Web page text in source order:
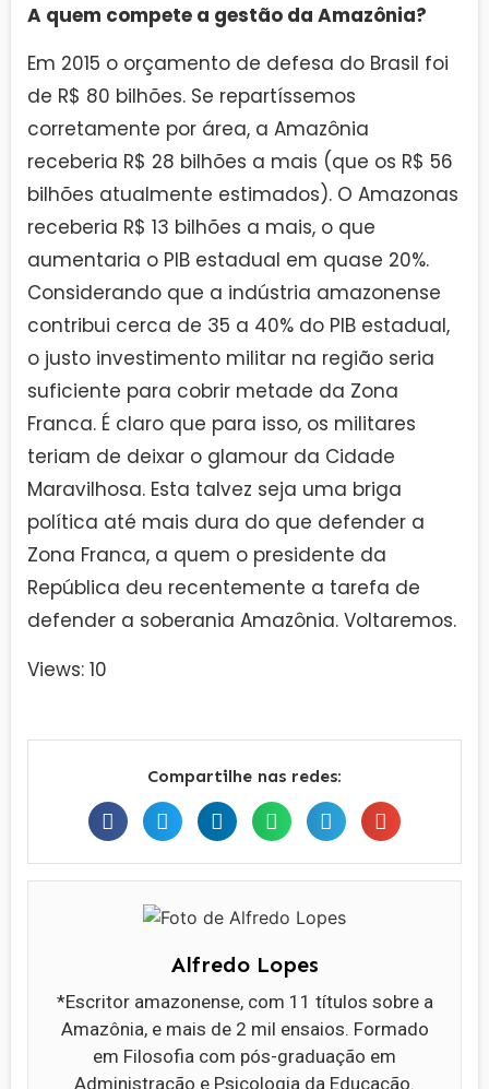
A quem compete a gestão da Amazônia?
Em 2015 o orçamento de defesa do Brasil foi
de R$ 80 bilhões. Se repartíssemos
corretamente por área, a Amazônia
receberia R$ 28 bilhões a mais (que os R$ 5­6
bilhões atualmente estimados). O Amazonas
receberia R$ 13 bilhões a mais, o que
aumentaria o PIB estadual em quase 20%.
Considerando que a indústria amazonense
contribui cerca de 35 a 40% do PIB estadual,
o justo investimento militar na região seria
suficiente para cobrir metade da Zona
Franca. É claro que para isso, os militares
teriam de deixar o glamour da Cidade
Maravilhosa. Esta talvez seja uma briga
política até mais dura do que defender a
Zona Franca, a quem o presidente da
República deu recentemente a tarefa de
defender a soberania Amazônia. Voltaremos.
Views: 10
Compartilhe nas redes:
Alfredo Lopes
*Escritor amazonense, com 11 títulos sobre a
Amazônia, e mais de 2 mil ensaios. Formado
em Filosofia com pós-graduação em
Administração e Psicologia da Educação.